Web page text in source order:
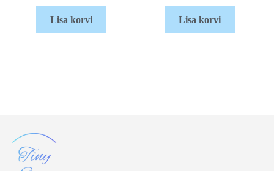
Lisa korvi Lisa korvi